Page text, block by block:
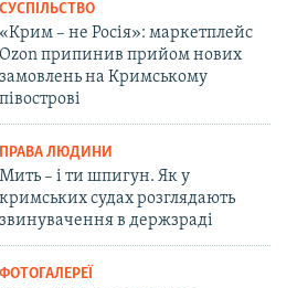
СУСПІЛЬСТВО
«Крим – не Росія»: маркетплейс
Ozon припинив прийом нових
замовлень на Кримському
півострові
ПРАВА ЛЮДИНИ
Мить – і ти шпигун. Як у
кримських судах розглядають
звинувачення в держзраді
ФОТОГАЛЕРЕЇ